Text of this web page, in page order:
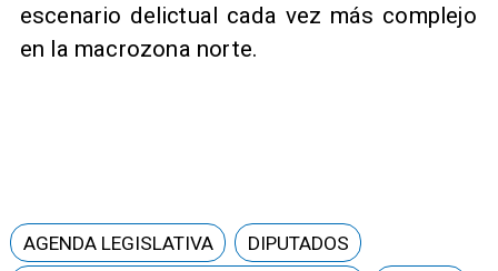
escenario delictual cada vez más complejo
en la macrozona norte.
AGENDA LEGISLATIVA
DIPUTADOS